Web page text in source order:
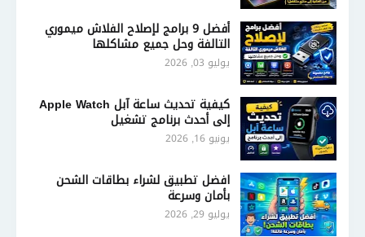
أفضل 9 برامج لإصلاح الفلاش ميموري
التالفة وحل جميع مشاكلها
يوليو 03, 2026
كيفية تحديث ساعة آبل Apple Watch
إلى أحدث برنامج تشغيل
يونيو 16, 2026
افضل تطبيق لشراء بطاقات الشحن
بأمان وسرعة
يوليو 29, 2026